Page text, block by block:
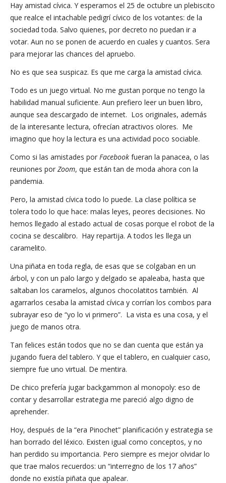
Hay amistad cívica. Y esperamos el 25 de octubre un plebiscito
que realce el intachable pedigrí cívico de los votantes: de la
sociedad toda. Salvo quienes, por decreto no puedan ir a
votar. Aun no se ponen de acuerdo en cuales y cuantos. Sera
para mejorar las chances del apruebo.
No es que sea suspicaz. Es que me carga la amistad cívica.
Todo es un juego virtual. No me gustan porque no tengo la
habilidad manual suficiente. Aun prefiero leer un buen libro,
aunque sea descargado de internet. Los originales, además
de la interesante lectura, ofrecían atractivos olores. Me
imagino que hoy la lectura es una actividad poco sociable.
Como si las amistades por Facebook fueran la panacea, o las
reuniones por Zoom, que están tan de moda ahora con la
pandemia.
Pero, la amistad cívica todo lo puede. La clase política se
tolera todo lo que hace: malas leyes, peores decisiones. No
hemos llegado al estado actual de cosas porque el robot de la
cocina se descalibro. Hay repartija. A todos les llega un
caramelito.
Una piñata en toda regla, de esas que se colgaban en un
árbol, y con un palo largo y delgado se apaleaba, hasta que
saltaban los caramelos, algunos chocolatitos también. Al
agarrarlos cesaba la amistad cívica y corrían los combos para
subrayar eso de “yo lo vi primero”. La vista es una cosa, y el
juego de manos otra.
Tan felices están todos que no se dan cuenta que están ya
jugando fuera del tablero. Y que el tablero, en cualquier caso,
siempre fue uno virtual. De mentira.
De chico prefería jugar backgammon al monopoly: eso de
contar y desarrollar estrategia me pareció algo digno de
aprehender.
Hoy, después de la “era Pinochet” planificación y estrategia se
han borrado del léxico. Existen igual como conceptos, y no
han perdido su importancia. Pero siempre es mejor olvidar lo
que trae malos recuerdos: un “interregno de los 17 años”
donde no existía piñata que apalear.